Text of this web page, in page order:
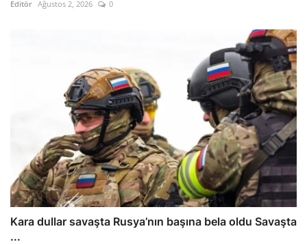
Editör Ağustos 2, 2026 0
Kara dullar savaşta Rusya’nın başına bela oldu Savaşta
...